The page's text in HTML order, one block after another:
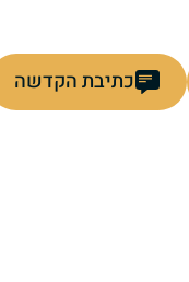
כתיבת הקדשה